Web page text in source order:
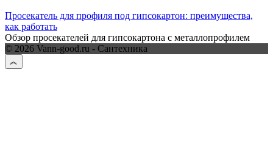
Просекатель для профиля под гипсокартон: преимущества,
как работать
Обзор просекателей для гипсокартона с металлопрофилем
© 2026 Vann-good.ru - Сантехника